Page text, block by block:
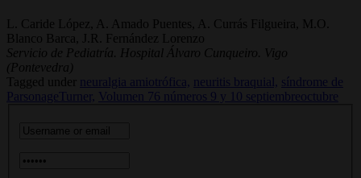
L. Caride López, A. Amado Puentes, A. Currás Filgueira, M.O.
Blanco Barca, J.R. Fernández Lorenzo
Servicio de Pediatría. Hospital Álvaro Cunqueiro. Vigo
(Pontevedra)
Tagged under
neuralgia amiotrófica, neuritis braquial,
síndrome de
ParsonageTurner,
Volumen 76 números 9 y 10 septiembreoctubre